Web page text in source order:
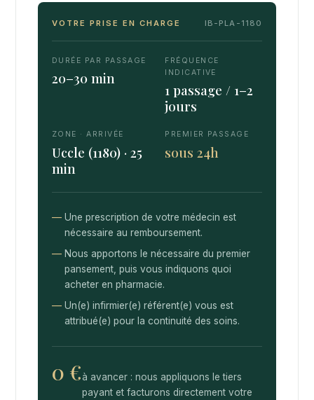
VOTRE PRISE EN CHARGE IB-PLA-1180
DURÉE PAR PASSAGE
20–30 min
FRÉQUENCE
INDICATIVE
1 passage / 1–2
jours
ZONE · ARRIVÉE
Uccle (1180) · 25
min
PREMIER PASSAGE
sous 24h
Une prescription de votre médecin est
nécessaire au remboursement.
Nous apportons le nécessaire du premier
pansement, puis vous indiquons quoi
acheter en pharmacie.
Un(e) infirmier(e) référent(e) vous est
attribué(e) pour la continuité des soins.
0 €à avancer : nous appliquons le tiers
payant et facturons directement votre